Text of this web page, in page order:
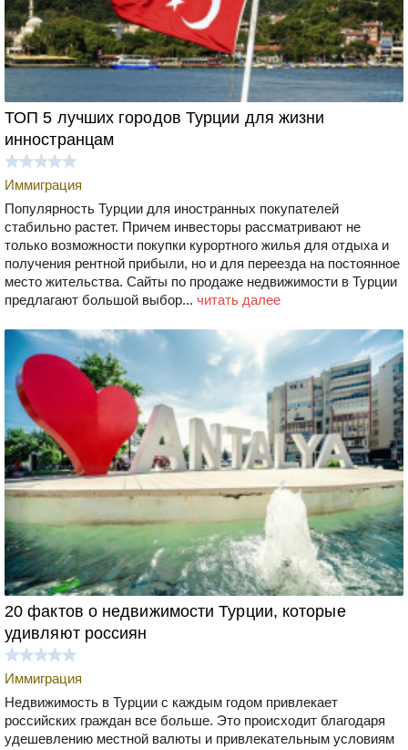
ТОП 5 лучших городов Турции для жизни
инностранцам
Иммиграция
Популярность Турции для иностранных покупателей
стабильно растет. Причем инвесторы рассматривают не
только возможности покупки курортного жилья для отдыха и
получения рентной прибыли, но и для переезда на постоянное
место жительства. Сайты по продаже недвижимости в Турции
предлагают большой выбор... читать далее
20 фактов о недвижимости Турции, которые
удивляют россиян
Иммиграция
Недвижимость в Турции с каждым годом привлекает
российских граждан все больше. Это происходит благодаря
удешевлению местной валюты и привлекательным условиям